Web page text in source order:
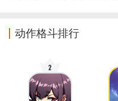
动作格斗排行